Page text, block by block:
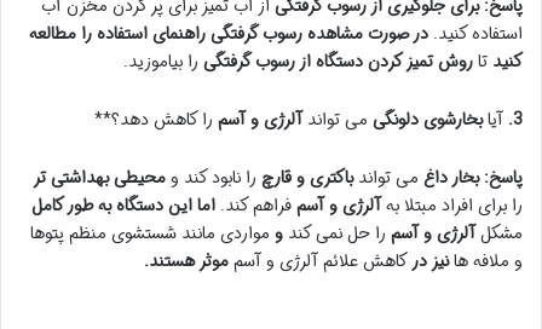
پاسخ: برای جلوگیری از رسوب گرفتگی از آب تمیز برای پر کردن مخزن آب
استفاده کنید. در صورت مشاهده رسوب گرفتگیراهنمای استفاده را مطالعه
کنید تاروش تمیز کردن دستگاه از رسوب گرفتگی را بیاموزید.
3. آیابخارشوی دلونگی می تواندآلرژی و آسم را کاهش دهد؟**
پاسخ: بخار داغ می تواندباکتری و قارچ را نابود کند ومحیطی بهداشتی تر
را برای افراد مبتلا بهآلرژی و آسمفراهم کند. امااین دستگاه به طور کامل
مشکلآلرژی و آسم را حل نمی کند و مواردی مانند شستشوی منظم پتوها
و ملافه هانیز درکاهش علائم آلرژی و آسمموثر هستند.